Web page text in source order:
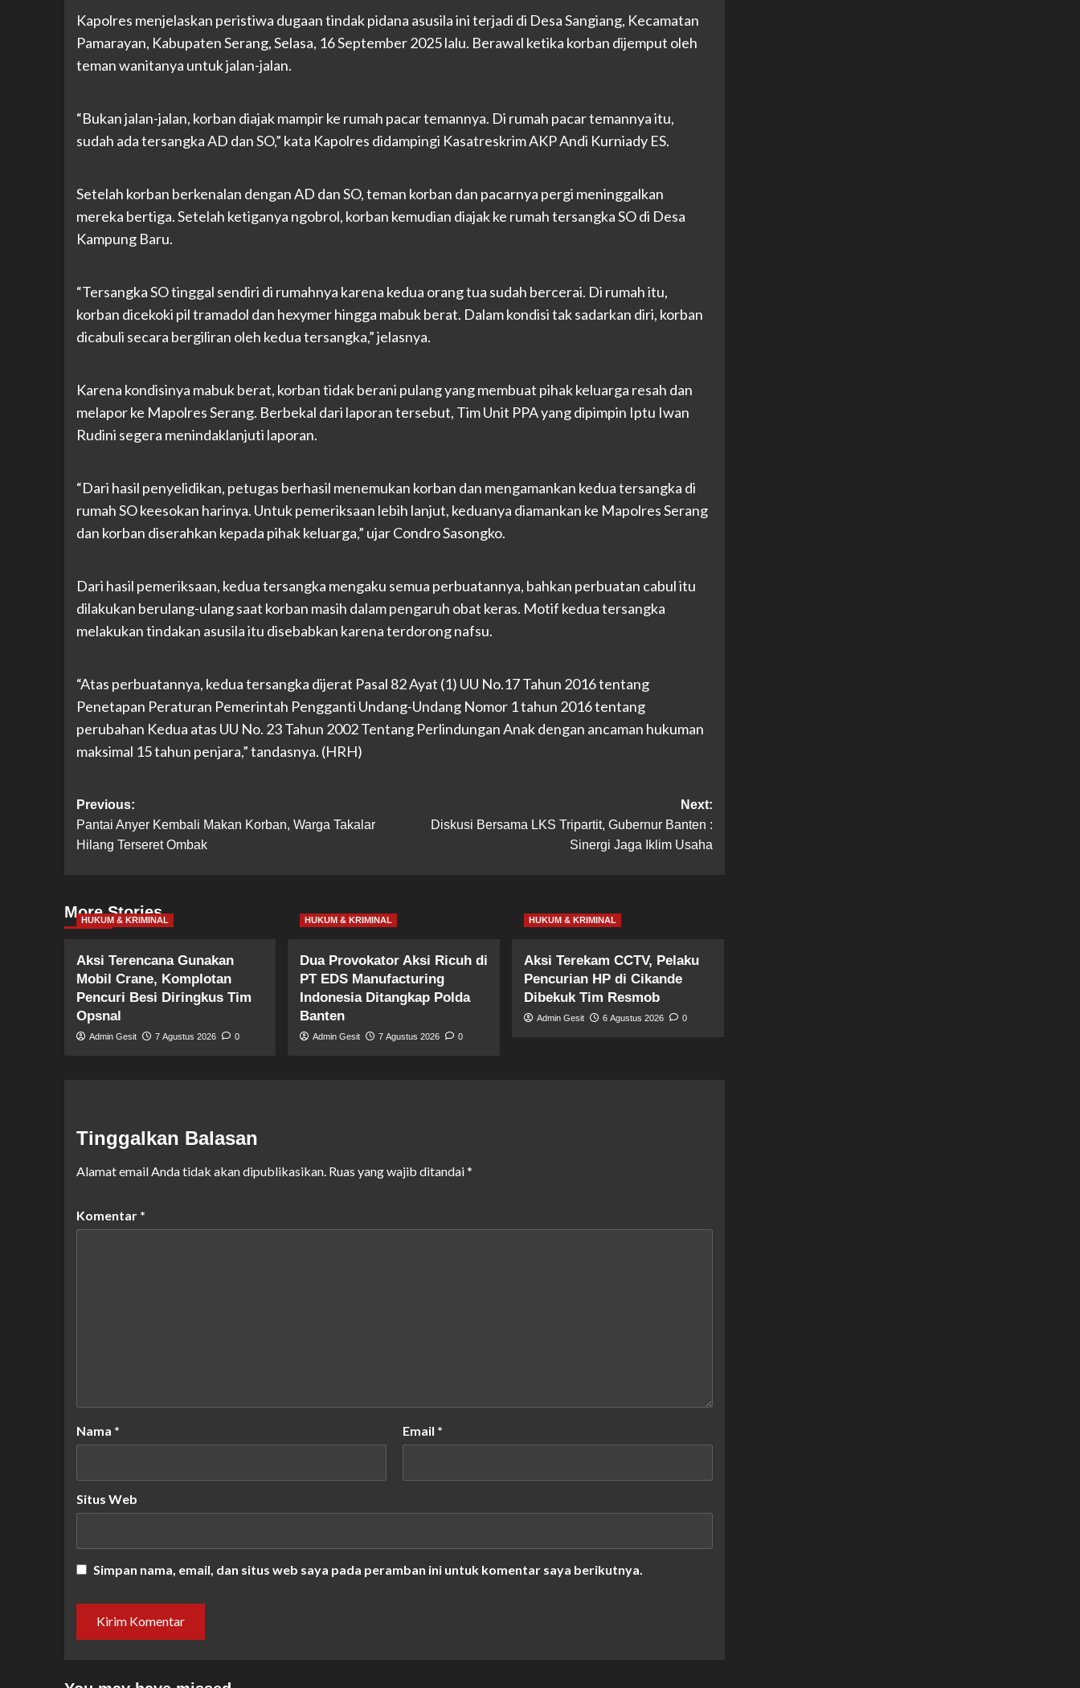
Kapolres menjelaskan peristiwa dugaan tindak pidana asusila ini terjadi di Desa Sangiang, Kecamatan
Pamarayan, Kabupaten Serang, Selasa, 16 September 2025 lalu. Berawal ketika korban dijemput oleh
teman wanitanya untuk jalan-jalan.
“Bukan jalan-jalan, korban diajak mampir ke rumah pacar temannya. Di rumah pacar temannya itu,
sudah ada tersangka AD dan SO,” kata Kapolres didampingi Kasatreskrim AKP Andi Kurniady ES.
Setelah korban berkenalan dengan AD dan SO, teman korban dan pacarnya pergi meninggalkan
mereka bertiga. Setelah ketiganya ngobrol, korban kemudian diajak ke rumah tersangka SO di Desa
Kampung Baru.
“Tersangka SO tinggal sendiri di rumahnya karena kedua orang tua sudah bercerai. Di rumah itu,
korban dicekoki pil tramadol dan hexymer hingga mabuk berat. Dalam kondisi tak sadarkan diri, korban
dicabuli secara bergiliran oleh kedua tersangka,” jelasnya.
Karena kondisinya mabuk berat, korban tidak berani pulang yang membuat pihak keluarga resah dan
melapor ke Mapolres Serang. Berbekal dari laporan tersebut, Tim Unit PPA yang dipimpin Iptu Iwan
Rudini segera menindaklanjuti laporan.
“Dari hasil penyelidikan, petugas berhasil menemukan korban dan mengamankan kedua tersangka di
rumah SO keesokan harinya. Untuk pemeriksaan lebih lanjut, keduanya diamankan ke Mapolres Serang
dan korban diserahkan kepada pihak keluarga,” ujar Condro Sasongko.
Dari hasil pemeriksaan, kedua tersangka mengaku semua perbuatannya, bahkan perbuatan cabul itu
dilakukan berulang-ulang saat korban masih dalam pengaruh obat keras. Motif kedua tersangka
melakukan tindakan asusila itu disebabkan karena terdorong nafsu.
“Atas perbuatannya, kedua tersangka dijerat Pasal 82 Ayat (1) UU No.17 Tahun 2016 tentang
Penetapan Peraturan Pemerintah Pengganti Undang-Undang Nomor 1 tahun 2016 tentang
perubahan Kedua atas UU No. 23 Tahun 2002 Tentang Perlindungan Anak dengan ancaman hukuman
maksimal 15 tahun penjara,” tandasnya. (HRH)
Post
navigation
Previous:
Pantai Anyer Kembali Makan Korban, Warga Takalar
Hilang Terseret Ombak
Next:
Diskusi Bersama LKS Tripartit, Gubernur Banten :
Sinergi Jaga Iklim Usaha
More Stories
HUKUM & KRIMINAL
Aksi Terencana Gunakan
Mobil Crane, Komplotan
Pencuri Besi Diringkus Tim
Opsnal
Admin Gesit 7 Agustus 2026 0
HUKUM & KRIMINAL
Dua Provokator Aksi Ricuh di
PT EDS Manufacturing
Indonesia Ditangkap Polda
Banten
Admin Gesit 7 Agustus 2026 0
HUKUM & KRIMINAL
Aksi Terekam CCTV, Pelaku
Pencurian HP di Cikande
Dibekuk Tim Resmob
Admin Gesit 6 Agustus 2026 0
Tinggalkan Balasan
Alamat email Anda tidak akan dipublikasikan. Ruas yang wajib ditandai*
Komentar *
Nama * Email *
Situs Web
Simpan nama, email, dan situs web saya pada peramban ini untuk komentar saya berikutnya.